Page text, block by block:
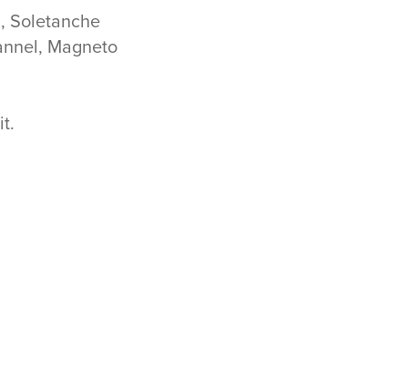
Soletanche
Magneto